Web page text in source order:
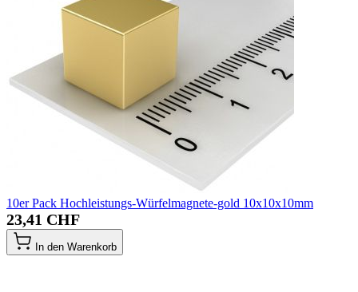
10er Pack Hochleistungs-Würfelmagnete-gold 10x10x10mm
23,41 CHF
In den Warenkorb